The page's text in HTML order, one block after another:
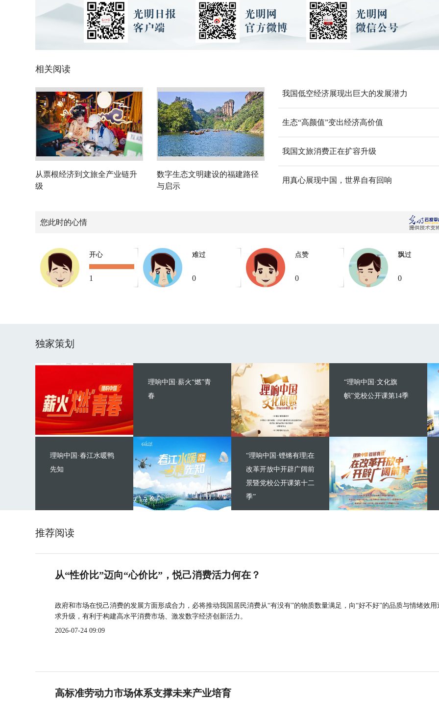
相关阅读
从票根经济到文旅全产业链升
级
数字生态文明建设的福建路径
与启示
我国低空经济展现出巨大的发展潜力
生态“高颜值”变出经济高价值
我国文旅消费正在扩容升级
用真心展现中国，世界自有回响
您此时的心情
开心
1
难过
0
点赞
0
飘过
0
独家策划
理响中国·薪火“燃”青
春
理响中国·春江水暖鸭
先知
“理响中国·文化旗
帜”党校公开课第14季
“理响中国·铿锵有理|在
改革开放中开辟广阔前
景暨党校公开课第十二
季”
推荐阅读
从“性价比”迈向“心价比”，悦己消费活力何在？
政府和市场在悦己消费的发展方面形成合力，必将推动我国居民消费从“有没有”的物质数量满足，向“好不好”的品质与情绪效用
求升级，有利于构建高水平消费市场、激发数字经济创新活力。
2026-07-24 09:09
高标准劳动力市场体系支撑未来产业培育